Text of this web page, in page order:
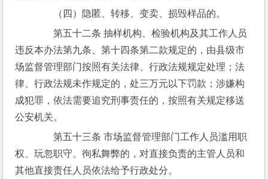
（四）隐匿、转移、变卖、损毁样品的。
第五十二条 抽样机构、检验机构及其工作人员
违反本办法第九条、第十四条第二款规定的，由县级市
场监督管理部门按照有关法律、行政法规规定处理；法
律、行政法规未作规定的，处三万元以下罚款；涉嫌构
成犯罪，依法需要追究刑事责任的，按照有关规定移送
公安机关。
第五十三条 市场监督管理部门工作人员滥用职
权、玩忽职守、徇私舞弊的，对直接负责的主管人员和
其他直接责任人员依法给予行政处分。